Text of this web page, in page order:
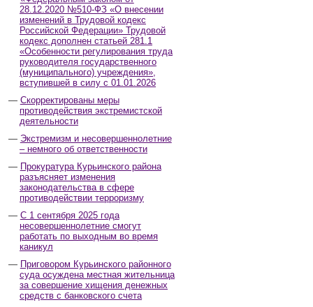
28.12.2020 №510-ФЗ «О внесении
изменений в Трудовой кодекс
Российской Федерации» Трудовой
кодекс дополнен статьей 281.1
«Особенности регулирования труда
руководителя государственного
(муниципального) учреждения»,
вступившей в силу с 01.01.2026
Скорректированы меры
противодействия экстремистской
деятельности
Экстремизм и несовершеннолетние
– немного об ответственности
Прокуратура Курьинского района
разъясняет изменения
законодательства в сфере
противодействии терроризму
С 1 сентября 2025 года
несовершеннолетние смогут
работать по выходным во время
каникул
Приговором Курьинского районного
суда осуждена местная жительница
за совершение хищения денежных
средств с банковского счета